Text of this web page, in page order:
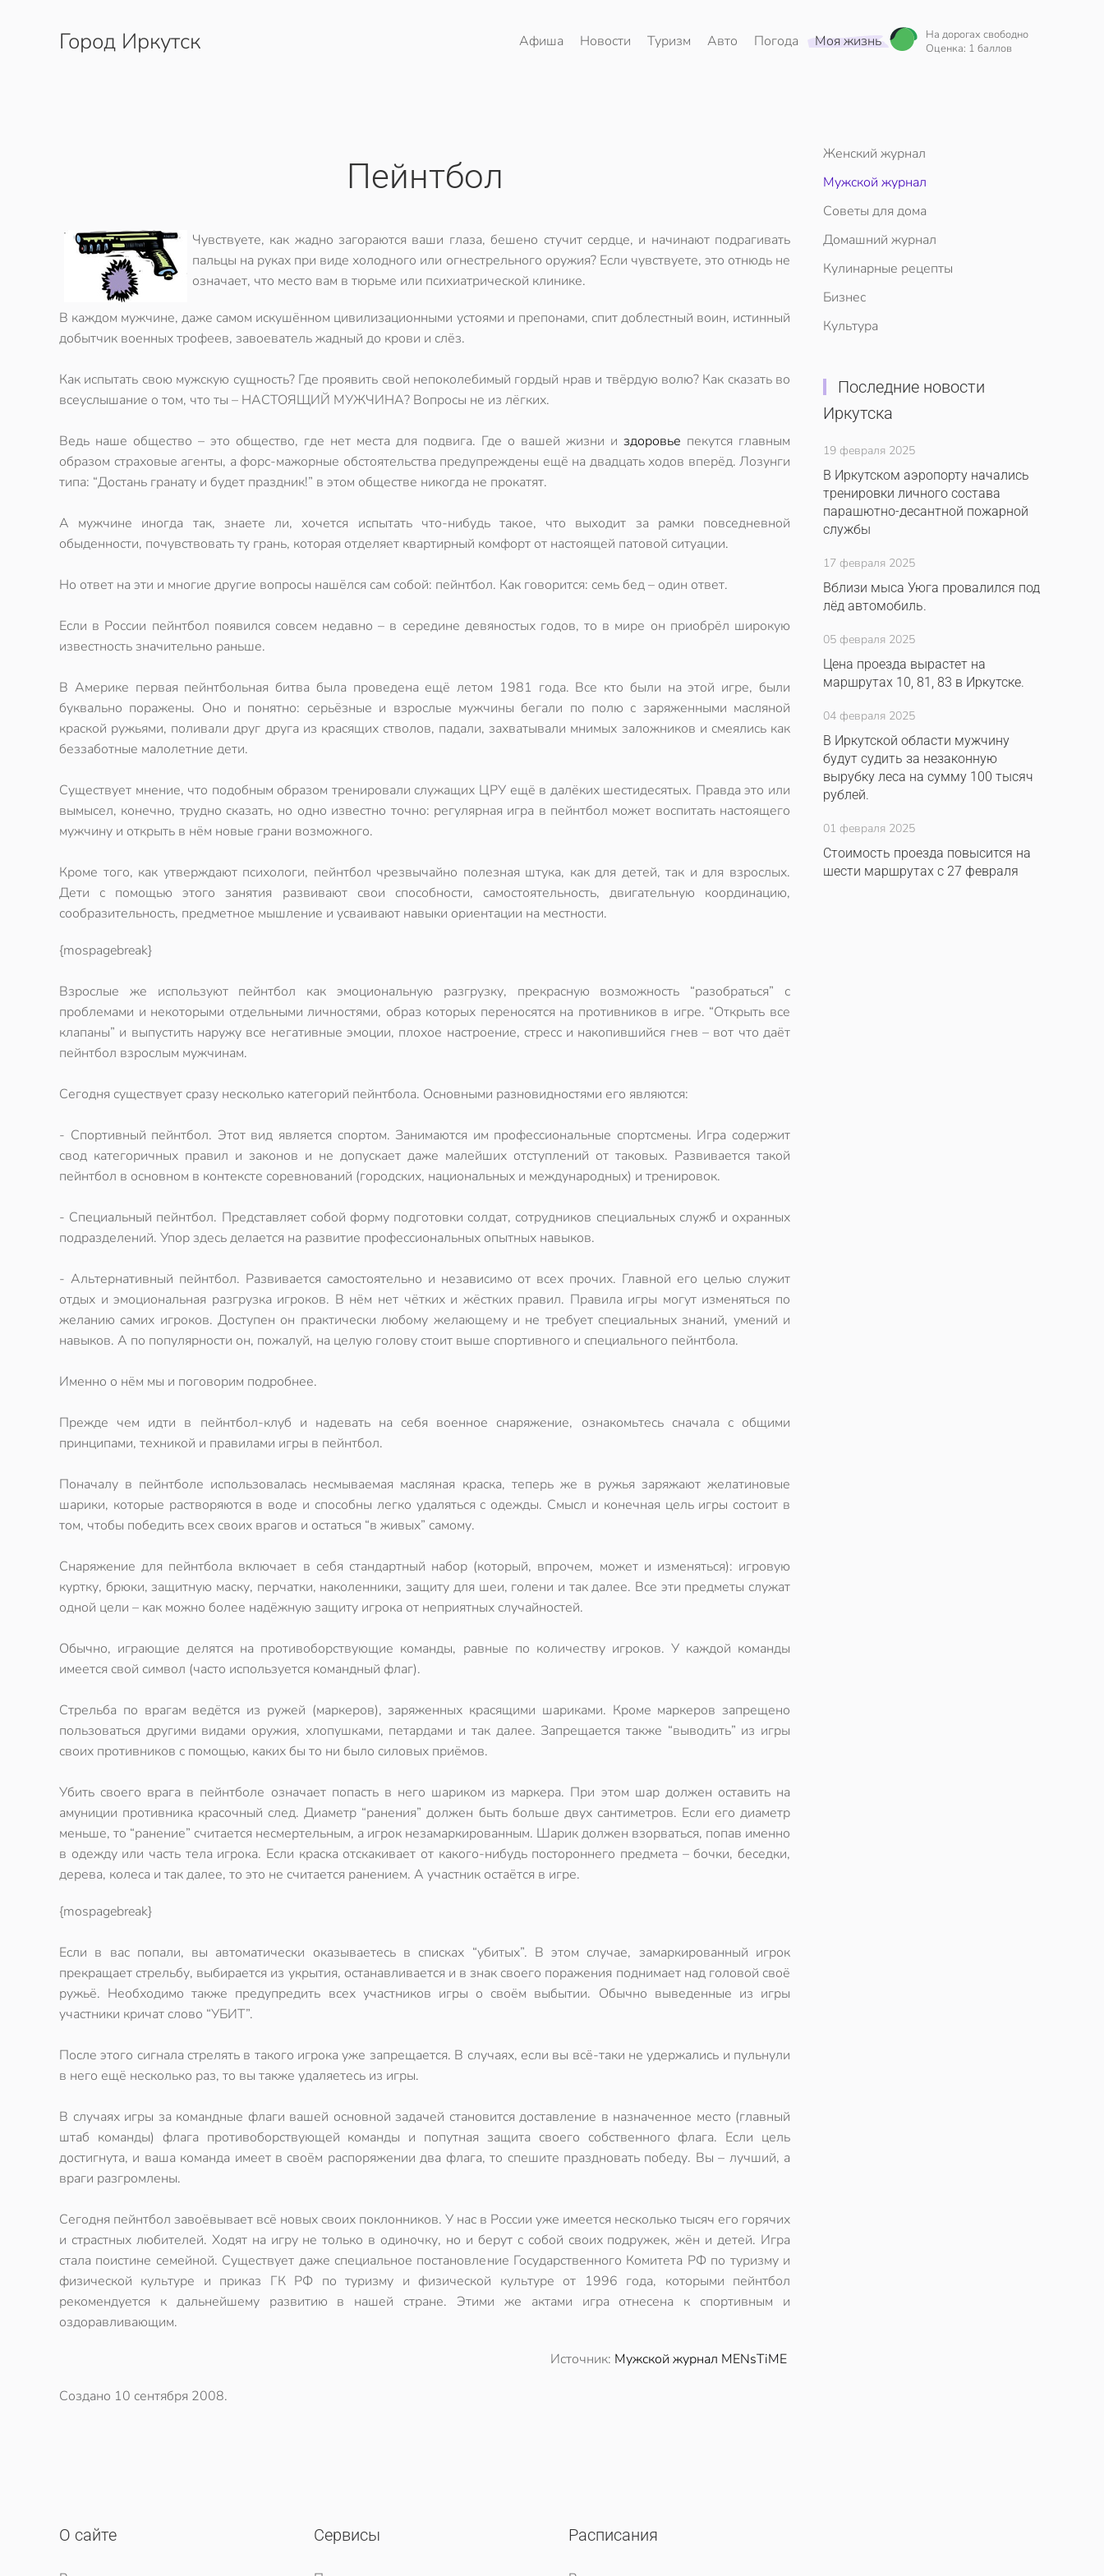
Перейти к содержимому
Город Иркутск Афиша Новости Туризм Авто Погода Моя жизнь
На дорогах свободно
Оценка: 1 баллов
Пейнтбол
Чувствуете, как жадно загораются ваши глаза, бешено стучит сердце, и начинают подрагивать
пальцы на руках при виде холодного или огнестрельного оружия? Если чувствуете, это отнюдь не
означает, что место вам в тюрьме или психиатрической клинике.
В каждом мужчине, даже самом искушённом цивилизационными устоями и препонами, спит доблестный воин, истинный
добытчик военных трофеев, завоеватель жадный до крови и слёз.
Как испытать свою мужскую сущность? Где проявить свой непоколебимый гордый нрав и твёрдую волю? Как сказать во
всеуслышание о том, что ты – НАСТОЯЩИЙ МУЖЧИНА? Вопросы не из лёгких.
Ведь наше общество – это общество, где нет места для подвига. Где о вашей жизни и здоровье пекутся главным
образом страховые агенты, а форс-мажорные обстоятельства предупреждены ещё на двадцать ходов вперёд. Лозунги
типа: “Достань гранату и будет праздник!” в этом обществе никогда не прокатят.
А мужчине иногда так, знаете ли, хочется испытать что-нибудь такое, что выходит за рамки повседневной
обыденности, почувствовать ту грань, которая отделяет квартирный комфорт от настоящей патовой ситуации.
Но ответ на эти и многие другие вопросы нашёлся сам собой: пейнтбол. Как говорится: семь бед – один ответ.
Если в России пейнтбол появился совсем недавно – в середине девяностых годов, то в мире он приобрёл широкую
известность значительно раньше.
В Америке первая пейнтбольная битва была проведена ещё летом 1981 года. Все кто были на этой игре, были
буквально поражены. Оно и понятно: серьёзные и взрослые мужчины бегали по полю с заряженными масляной
краской ружьями, поливали друг друга из красящих стволов, падали, захватывали мнимых заложников и смеялись как
беззаботные малолетние дети.
Существует мнение, что подобным образом тренировали служащих ЦРУ ещё в далёких шестидесятых. Правда это или
вымысел, конечно, трудно сказать, но одно известно точно: регулярная игра в пейнтбол может воспитать настоящего
мужчину и открыть в нём новые грани возможного.
Кроме того, как утверждают психологи, пейнтбол чрезвычайно полезная штука, как для детей, так и для взрослых.
Дети с помощью этого занятия развивают свои способности, самостоятельность, двигательную координацию,
сообразительность, предметное мышление и усваивают навыки ориентации на местности.
{mospagebreak}
Взрослые же используют пейнтбол как эмоциональную разгрузку, прекрасную возможность “разобраться” с
проблемами и некоторыми отдельными личностями, образ которых переносятся на противников в игре. “Открыть все
клапаны” и выпустить наружу все негативные эмоции, плохое настроение, стресс и накопившийся гнев – вот что даёт
пейнтбол взрослым мужчинам.
Сегодня существует сразу несколько категорий пейнтбола. Основными разновидностями его являются:
- Спортивный пейнтбол. Этот вид является спортом. Занимаются им профессиональные спортсмены. Игра содержит
свод категоричных правил и законов и не допускает даже малейших отступлений от таковых. Развивается такой
пейнтбол в основном в контексте соревнований (городских, национальных и международных) и тренировок.
- Специальный пейнтбол. Представляет собой форму подготовки солдат, сотрудников специальных служб и охранных
подразделений. Упор здесь делается на развитие профессиональных опытных навыков.
- Альтернативный пейнтбол. Развивается самостоятельно и независимо от всех прочих. Главной его целью служит
отдых и эмоциональная разгрузка игроков. В нём нет чётких и жёстких правил. Правила игры могут изменяться по
желанию самих игроков. Доступен он практически любому желающему и не требует специальных знаний, умений и
навыков. А по популярности он, пожалуй, на целую голову стоит выше спортивного и специального пейнтбола.
Именно о нём мы и поговорим подробнее.
Прежде чем идти в пейнтбол-клуб и надевать на себя военное снаряжение, ознакомьтесь сначала с общими
принципами, техникой и правилами игры в пейнтбол.
Поначалу в пейнтболе использовалась несмываемая масляная краска, теперь же в ружья заряжаютжелатиновые
шарики, которые растворяются в воде и способны легко удаляться с одежды. Смысл и конечная цель игры состоит в
том, чтобы победить всех своих врагов и остаться “в живых” самому.
Снаряжение для пейнтбола включает в себя стандартный набор (который, впрочем, может и изменяться): игровую
куртку, брюки, защитную маску, перчатки, наколенники, защиту для шеи, голени и так далее. Все эти предметы служат
одной цели – как можно более надёжную защиту игрока от неприятных случайностей.
Обычно, играющие делятся на противоборствующие команды, равные по количеству игроков. У каждой команды
имеется свой символ (часто используется командный флаг).
Стрельба по врагам ведётся из ружей (маркеров), заряженных красящими шариками. Кроме маркеров запрещено
пользоваться другими видами оружия, хлопушками, петардами и так далее. Запрещается также “выводить” из игры
своих противников с помощью, каких бы то ни было силовых приёмов.
Убить своего врага в пейнтболе означает попасть в него шариком из маркера. При этом шар должен оставить на
амуниции противника красочный след. Диаметр “ранения” должен быть больше двух сантиметров. Если его диаметр
меньше, то “ранение” считается несмертельным, а игрок незамаркированным. Шарик должен взорваться, попав именно
в одежду или часть тела игрока. Если краска отскакивает от какого-нибудь постороннего предмета – бочки, беседки,
дерева, колеса и так далее, то это не считается ранением. А участник остаётся в игре.
{mospagebreak}
Если в вас попали, вы автоматически оказываетесь в списках “убитых”. В этом случае, замаркированный игрок
прекращает стрельбу, выбирается из укрытия, останавливается и в знак своего поражения поднимает над головой своё
ружьё. Необходимо также предупредить всех участников игры о своём выбытии. Обычно выведенные из игры
участники кричат слово “УБИТ”.
После этого сигнала стрелять в такого игрока уже запрещается. В случаях, если вы всё-таки не удержались и пульнули
в него ещё несколько раз, то вы также удаляетесь из игры.
В случаях игры за командные флаги вашей основной задачей становится доставление в назначенное место (главный
штаб команды) флага противоборствующей команды и попутная защита своего собственного флага. Если цель
достигнута, и ваша команда имеет в своём распоряжении два флага, то спешите праздновать победу. Вы – лучший, а
враги разгромлены.
Сегодня пейнтбол завоёвывает всё новых своих поклонников. У нас в России уже имеется несколько тысяч его горячих
и страстных любителей. Ходят на игру не только в одиночку, но и берут с собой своих подружек, жён и детей. Игра
стала поистине семейной. Существует даже специальное постановление Государственного Комитета РФ по туризму и
физической культуре и приказ ГК РФ по туризму и физической культуре от 1996 года, которыми пейнтбол
рекомендуется к дальнейшему развитию в нашей стране. Этими же актами игра отнесена к спортивным и
оздоравливающим.
Источник: Мужской журнал MENsTiME
Создано 10 сентября 2008.
Женский журнал
Мужской журнал
Советы для дома
Домашний журнал
Кулинарные рецепты
Бизнес
Культура
Последние новости
Иркутска
19 февраля 2025
В Иркутском аэропорту начались
тренировки личного состава
парашютно-десантной пожарной
службы
17 февраля 2025
Вблизи мыса Уюга провалился под
лёд автомобиль.
05 февраля 2025
Цена проезда вырастет на
маршрутах 10, 81, 83 в Иркутске.
04 февраля 2025
В Иркутской области мужчину
будут судить за незаконную
вырубку леса на сумму 100 тысяч
рублей.
01 февраля 2025
Стоимость проезда повысится на
шести маршрутах с 27 февраля
О сайте Сервисы Расписания